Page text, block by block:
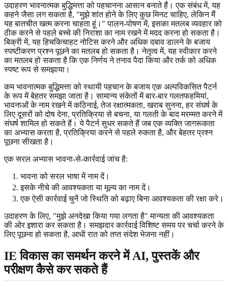
उदाहरण भावनात्मक बुद्धिमत्ता को पहचानना आसान बनाते हैं। एक संबंध में, यह
कहने जैसा लग सकता है, "मुझे शांत होने के लिए कुछ मिनट चाहिए, लेकिन मैं
यह बातचीत खत्म करना चाहता हूं।" पालन-पोषण में, इसका मतलब व्यवहार को
ठीक करने से पहले बच्चे की निराशा का नाम रखने में मदद करना हो सकता है।
बिक्री में, यह हिचकिचाहट नोटिस करने और अधिक दबाव डालने के बजाय
स्पष्टीकरण प्रश्न पूछने का मतलब हो सकता है। नेतृत्व में, यह स्वीकार करने
का मतलब हो सकता है कि एक निर्णय ने तनाव पैदा किया और तर्क को अधिक
स्पष्ट रूप से समझाया।
कम भावनात्मक बुद्धिमत्ता को स्थायी पहचान के बजाय एक अल्पविकसित पैटर्न
के रूप में बेहतर समझा जाता है। सामान्य संकेतों में बार-बार गलतफहमियां,
भावनाओं के नाम रखने में कठिनाई, तेज रक्षात्मकता, खराब सुनना, हर संघर्ष के
लिए दूसरों को दोष देना, प्रतिक्रिया से बचना, या गलती के बाद मरम्मत करने में
संघर्ष शामिल हो सकते हैं। ये पैटर्न सुधर सकते हैं जब एक व्यक्ति जागरूकता
का अभ्यास करता है, प्रतिक्रिया करने से पहले रुकता है, और बेहतर प्रश्न
पूछना सीखता है।
एक सरल अभ्यास भावना-से-कार्रवाई जांच है:
भावना को सरल भाषा में नाम दें।
इसके नीचे की आवश्यकता या मूल्य का नाम दें।
एक ऐसी कार्रवाई चुनें जो स्थिति को बढ़ाए बिना आवश्यकता की रक्षा करे।
उदाहरण के लिए, "मुझे अनदेखा किया गया लगता है" मान्यता की आवश्यकता
की ओर इशारा कर सकता है। समझदार कार्रवाई विशिष्ट समय पर चर्चा करने के
लिए पूछना हो सकता है, आधी रात को तप्त संदेश भेजना नहीं।
IE विकास का समर्थन करने में AI, पुस्तकें और
परीक्षण कैसे कर सकते हैं